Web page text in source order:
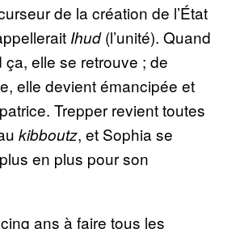
de la création de l’État
Ihud(l’unité). Quand
elle se retrouve ; de
elle devient émancipée et
Trepper revient toutes
kibboutz, et Sophia se
en plus pour son
ans à faire tous les